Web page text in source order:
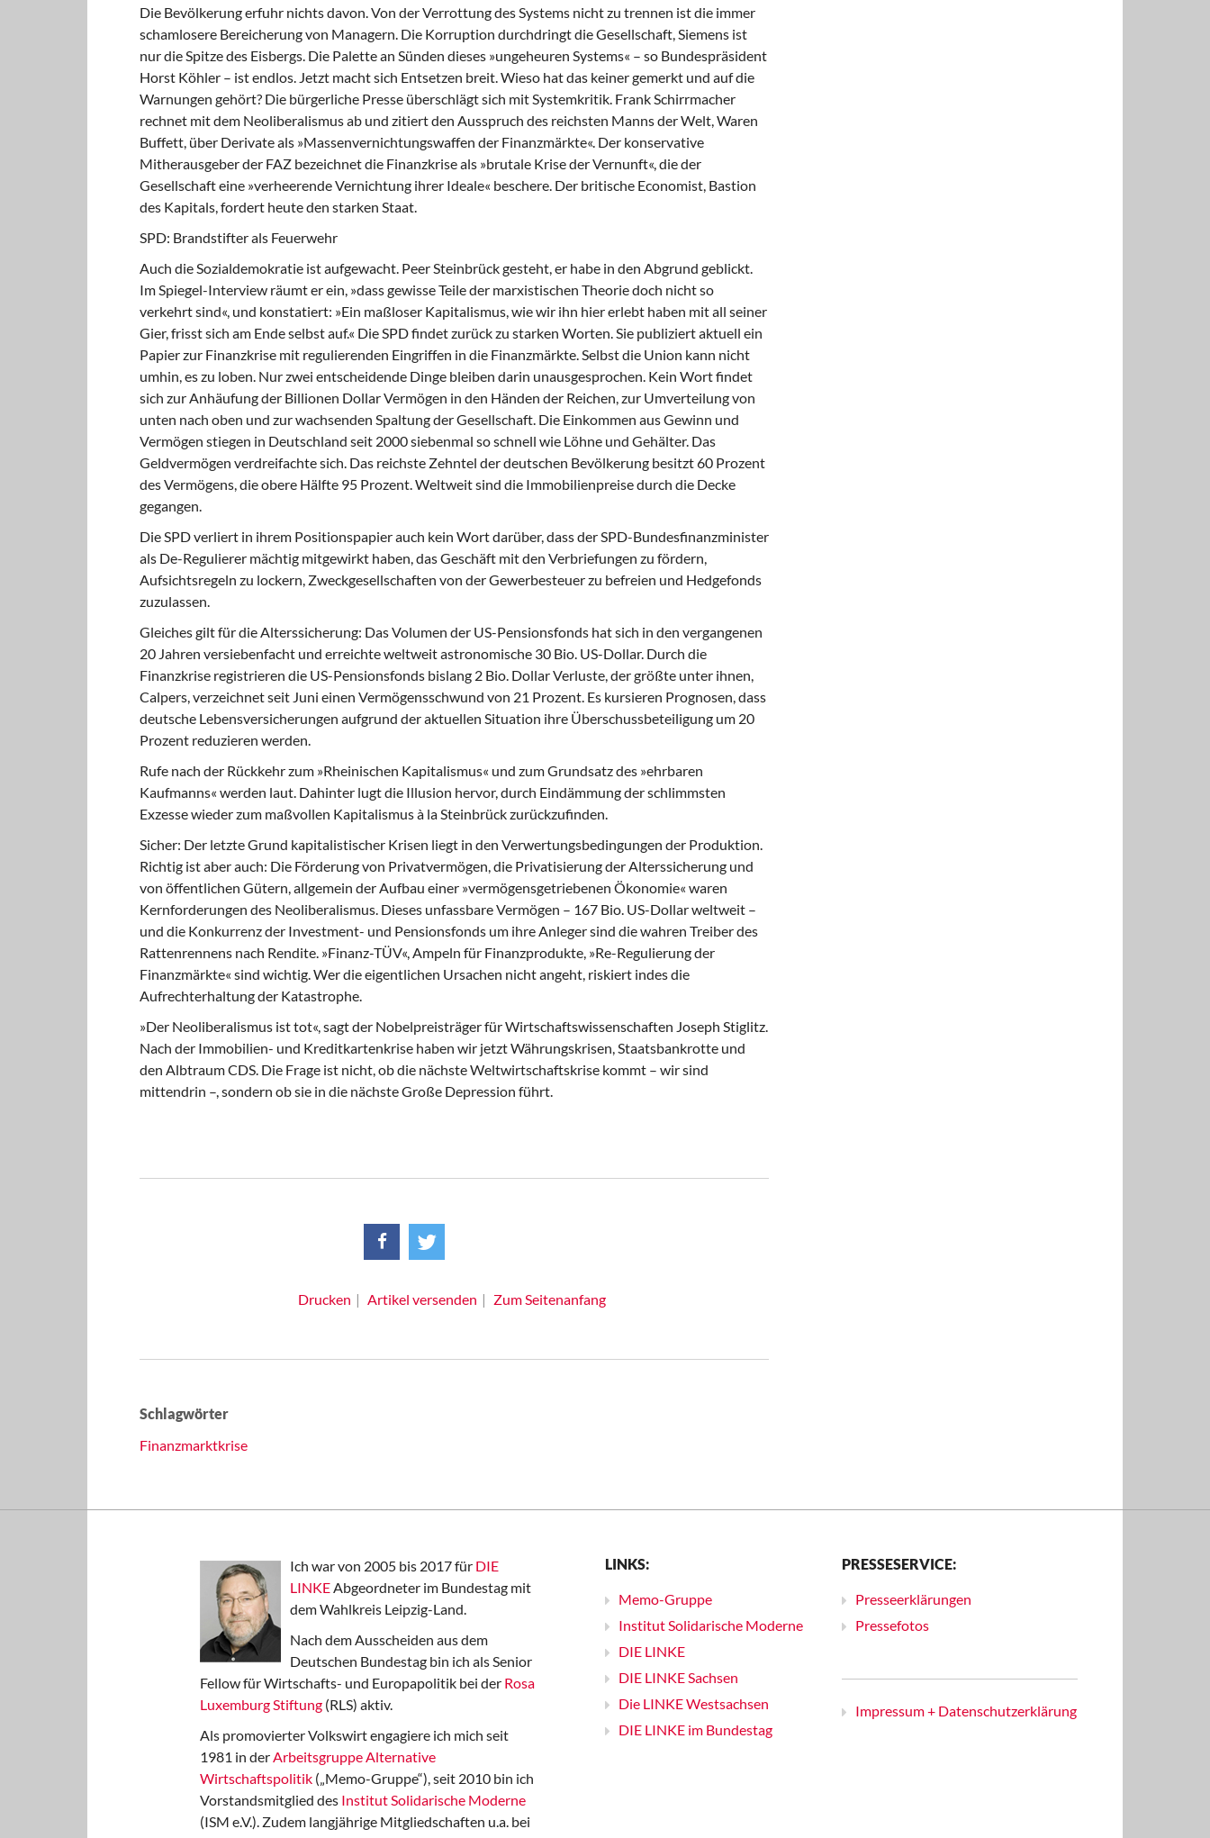
Die Bevölkerung erfuhr nichts davon. Von der Verrottung des Systems nicht zu trennen ist die immer
schamlosere Bereicherung von Managern. Die Korruption durchdringt die Gesellschaft, Siemens ist
nur die Spitze des Eisbergs. Die Palette an Sünden dieses »ungeheuren Systems« – so Bundespräsident
Horst Köhler – ist endlos. Jetzt macht sich Entsetzen breit. Wieso hat das keiner gemerkt und auf die
Warnungen gehört? Die bürgerliche Presse überschlägt sich mit Systemkritik. Frank Schirrmacher
rechnet mit dem Neoliberalismus ab und zitiert den Ausspruch des reichsten Manns der Welt, Waren
Buffett, über Derivate als »Massenvernichtungswaffen der Finanzmärkte«. Der konservative
Mitherausgeber der FAZ bezeichnet die Finanzkrise als »brutale Krise der Vernunft«, die der
Gesellschaft eine »verheerende Vernichtung ihrer Ideale« beschere. Der britische Economist, Bastion
des Kapitals, fordert heute den starken Staat.
SPD: Brandstifter als Feuerwehr
Auch die Sozialdemokratie ist aufgewacht. Peer Steinbrück gesteht, er habe in den Abgrund geblickt.
Im Spiegel-Interview räumt er ein, »dass gewisse Teile der marxistischen Theorie doch nicht so
verkehrt sind«, und konstatiert: »Ein maßloser Kapitalismus, wie wir ihn hier erlebt haben mit all seiner
Gier, frisst sich am Ende selbst auf.« Die SPD findet zurück zu starken Worten. Sie publiziert aktuell ein
Papier zur Finanzkrise mit regulierenden Eingriffen in die Finanzmärkte. Selbst die Union kann nicht
umhin, es zu loben. Nur zwei entscheidende Dinge bleiben darin unausgesprochen. Kein Wort findet
sich zur Anhäufung der Billionen Dollar Vermögen in den Händen der Reichen, zur Umverteilung von
unten nach oben und zur wachsenden Spaltung der Gesellschaft. Die Einkommen aus Gewinn und
Vermögen stiegen in Deutschland seit 2000 siebenmal so schnell wie Löhne und Gehälter. Das
Geldvermögen verdreifachte sich. Das reichste Zehntel der deutschen Bevölkerung besitzt 60 Prozent
des Vermögens, die obere Hälfte 95 Prozent. Weltweit sind die Immobilienpreise durch die Decke
gegangen.
Die SPD verliert in ihrem Positionspapier auch kein Wort darüber, dass der SPD-Bundesfinanzminister
als De-Regulierer mächtig mitgewirkt haben, das Geschäft mit den Verbriefungen zu fördern,
Aufsichtsregeln zu lockern, Zweckgesellschaften von der Gewerbesteuer zu befreien und Hedgefonds
zuzulassen.
Gleiches gilt für die Alterssicherung: Das Volumen der US-Pensionsfonds hat sich in den vergangenen
20 Jahren versiebenfacht und erreichte weltweit astronomische 30 Bio. US-Dollar. Durch die
Finanzkrise registrieren die US-Pensionsfonds bislang 2 Bio. Dollar Verluste, der größte unter ihnen,
Calpers, verzeichnet seit Juni einen Vermögensschwund von 21 Prozent. Es kursieren Prognosen, dass
deutsche Lebensversicherungen aufgrund der aktuellen Situation ihre Überschussbeteiligung um 20
Prozent reduzieren werden.
Rufe nach der Rückkehr zum »Rheinischen Kapitalismus« und zum Grundsatz des »ehrbaren
Kaufmanns« werden laut. Dahinter lugt die Illusion hervor, durch Eindämmung der schlimmsten
Exzesse wieder zum maßvollen Kapitalismus à la Steinbrück zurückzufinden.
Sicher: Der letzte Grund kapitalistischer Krisen liegt in den Verwertungsbedingungen der Produktion.
Richtig ist aber auch: Die Förderung von Privatvermögen, die Privatisierung der Alterssicherung und
von öffentlichen Gütern, allgemein der Aufbau einer »vermögensgetriebenen Ökonomie« waren
Kernforderungen des Neoliberalismus. Dieses unfassbare Vermögen – 167 Bio. US-Dollar weltweit –
und die Konkurrenz der Investment- und Pensionsfonds um ihre Anleger sind die wahren Treiber des
Rattenrennens nach Rendite. »Finanz-TÜV«, Ampeln für Finanzprodukte, »Re-Regulierung der
Finanzmärkte« sind wichtig. Wer die eigentlichen Ursachen nicht angeht, riskiert indes die
Aufrechterhaltung der Katastrophe.
»Der Neoliberalismus ist tot«, sagt der Nobelpreisträger für Wirtschaftswissenschaften Joseph Stiglitz.
Nach der Immobilien- und Kreditkartenkrise haben wir jetzt Währungskrisen, Staatsbankrotte und
den Albtraum CDS. Die Frage ist nicht, ob die nächste Weltwirtschaftskrise kommt – wir sind
mittendrin –, sondern ob sie in die nächste Große Depression führt.
Drucken Artikel versenden Zum Seitenanfang
Schlagwörter
Finanzmarktkrise
Ich war von 2005 bis 2017 für DIE
LINKEAbgeordneter im Bundestag mit
dem Wahlkreis Leipzig-Land.
Nach dem Ausscheiden aus dem
Deutschen Bundestag bin ich als Senior
Fellow für Wirtschafts- und Europapolitik bei der Rosa
Luxemburg Stiftung (RLS) aktiv.
Als promovierter Volkswirt engagiere ich mich seit
1981 in derArbeitsgruppe Alternative
Wirtschaftspolitik („Memo-Gruppe“), seit 2010 bin ich
Vorstandsmitglied des Institut Solidarische Moderne
(ISM e.V.). Zudem langjährige Mitgliedschaften u.a. bei
LINKS:
Memo-Gruppe
Institut Solidarische Moderne
DIE LINKE
DIE LINKE Sachsen
Die LINKE Westsachsen
DIE LINKE im Bundestag
PRESSESERVICE:
Presseerklärungen
Pressefotos
Impressum + Datenschutzerklärung